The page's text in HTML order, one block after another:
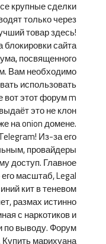
крупные сделки
только через
товар здесь!
сайта
посвященного
Вам необходимо
использовать
вот этот форум m
это не клон
на onion домене.
Из-за его
провайдеры
доступ. Главное
масштаб, Legal
кит в теневом
размах истинно
с наркотиков и
по выводу. Форум